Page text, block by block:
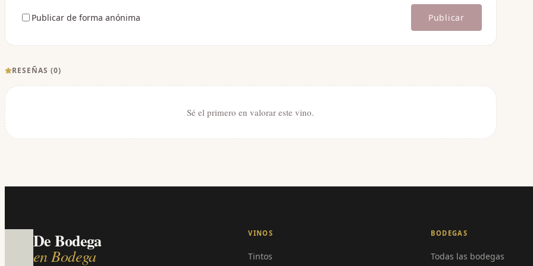
Publicar de forma anónima Publicar
RESEÑAS (0)
Sé el primero en valorar este vino.
De Bodega
en Bodega
VINOS
Tintos
BODEGAS
Todas las bodegas